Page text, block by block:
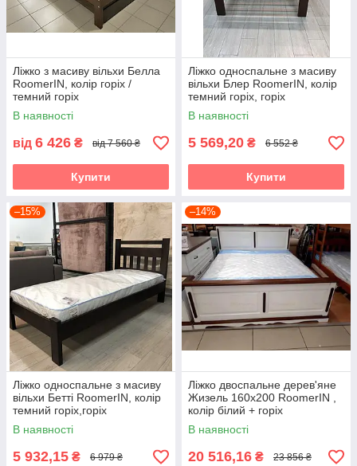
Ліжко з масиву вільхи Белла
RoomerIN, колір горіх /
темний горіх
В наявності
від 6 426 ₴ від 7 560 ₴
Купити
Ліжко односпальне з масиву
вільхи Блер RoomerIN, колір
темний горіх, горіх
В наявності
5 569,20 ₴ 6 552 ₴
Купити
–15%
Ліжко односпальне з масиву
вільхи Бетті RoomerIN, колір
темний горіх,горіх
В наявності
5 932,15 ₴ 6 979 ₴
–14%
Ліжко двоспальне дерев'яне
Жизель 160х200 RoomerIN ,
колір білий + горіх
В наявності
20 516,16 ₴ 23 856 ₴